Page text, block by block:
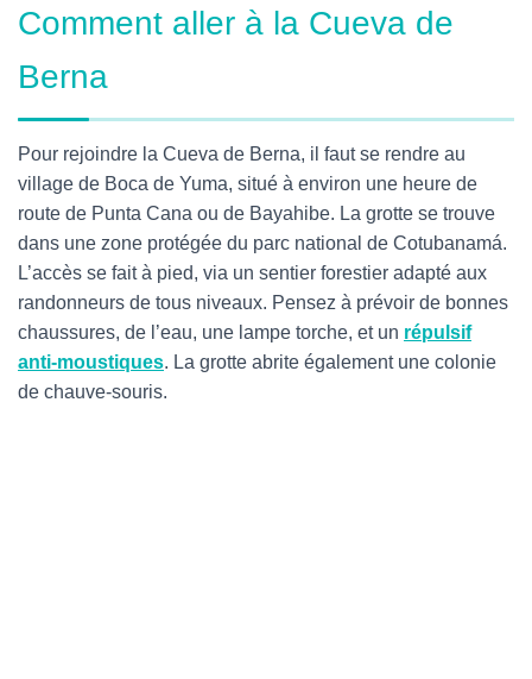
Comment aller à la Cueva de
Berna
Pour rejoindre la Cueva de Berna, il faut se rendre au
village de Boca de Yuma, situé à environ une heure de
route de Punta Cana ou de Bayahibe. La grotte se trouve
dans une zone protégée du parc national de Cotubanamá.
L’accès se fait à pied, via un sentier forestier adapté aux
randonneurs de tous niveaux. Pensez à prévoir de bonnes
chaussures, de l’eau, une lampe torche, et un répulsif
anti-moustiques. La grotte abrite également une colonie
de chauve-souris.